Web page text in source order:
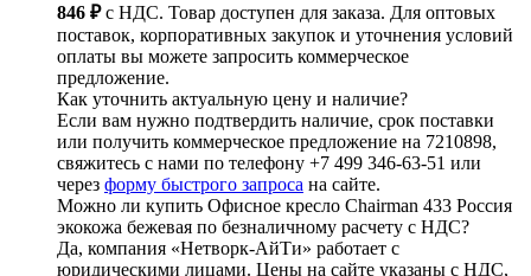
846 ₽с НДС. Товар доступен для заказа. Для оптовых
поставок, корпоративных закупок и уточнения условий
оплаты вы можете запросить коммерческое
предложение.
Как уточнить актуальную цену и наличие?
Если вам нужно подтвердить наличие, срок поставки
или получить коммерческое предложение на 7210898,
свяжитесь с нами по телефону +7 499 346-63-51 или
через форму быстрого запроса на сайте.
Можно ли купить Офисное кресло Chairman 433 Россия
экокожа бежевая по безналичному расчету с НДС?
Да, компания «Нетворк-АйТи» работает с
юридическими лицами. Цены на сайте указаны с НДС,